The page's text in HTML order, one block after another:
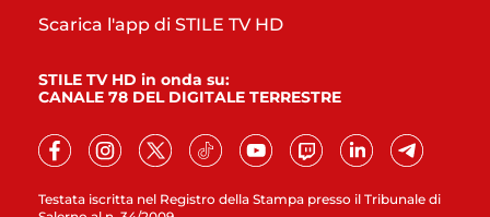
Testata iscritta nel Registro della Stampa presso il Tribunale di
Scarica l'app di STILE TV HD
STILE TV HD in onda su:
CANALE 78 DEL DIGITALE TERRESTRE